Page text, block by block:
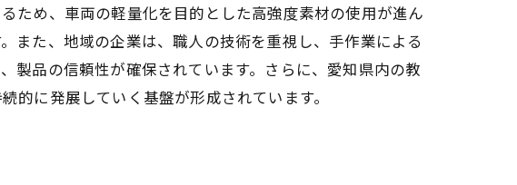
の活用
ため、車両の軽量化を目的とした高強度素材の使用が進ん
また、地域の企業は、職人の技術を重視し、手作業による
製品の信頼性が確保されています。さらに、愛知県内の教
に発展していく基盤が形成されています。